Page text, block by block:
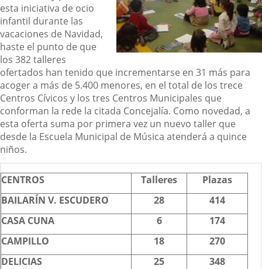
esta iniciativa de ocio
infantil durante las
vacaciones de Navidad,
haste el punto de que
los 382 talleres
ofertados han tenido que incrementarse en 31 más para
acoger a más de 5.400 menores, en el total de los trece
Centros Cívicos y los tres Centros Municipales que
conforman la rede la citada Concejalía. Como novedad, a
esta oferta suma por primera vez un nuevo taller que
desde la Escuela Municipal de Música atenderá a quince
niños.
CENTROS Talleres
Plazas
BAILARÍN V. ESCUDERO
28
414
CASA CUNA
6
174
CAMPILLO
18
270
DELICIAS
25
348